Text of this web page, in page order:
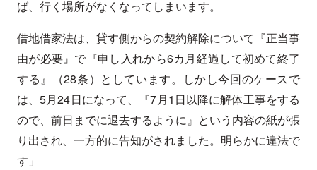
ば、行く場所がなくなってしまいます。
借地借家法は、貸す側からの契約解除について『正当事
由が必要』で『申し入れから6カ月経過して初めて終了
する』（28条）としています。しかし今回のケースで
は、5月24日になって、『7月1日以降に解体工事をする
ので、前日までに退去するように』という内容の紙が張
り出され、一方的に告知がされました。明らかに違法で
す」